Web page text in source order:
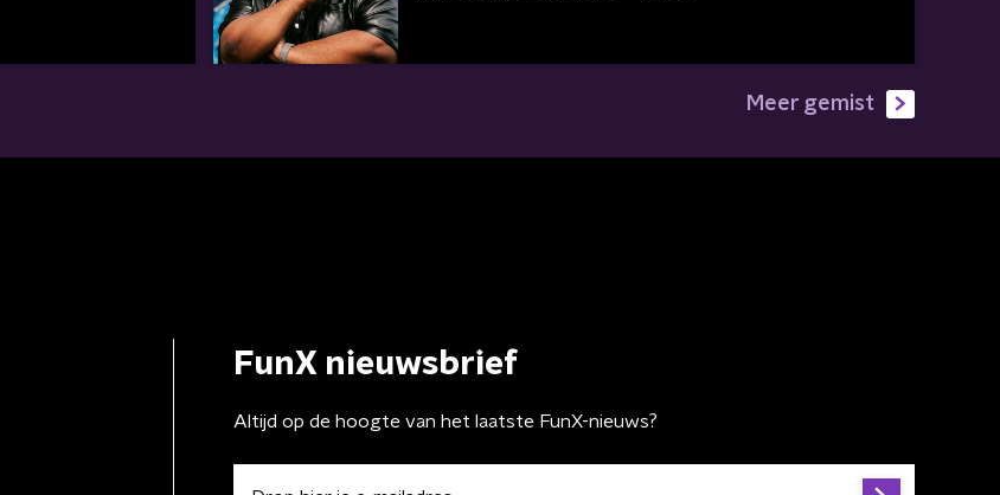
Meer gemist
FunX nieuwsbrief
Altijd op de hoogte van het laatste FunX-nieuws?